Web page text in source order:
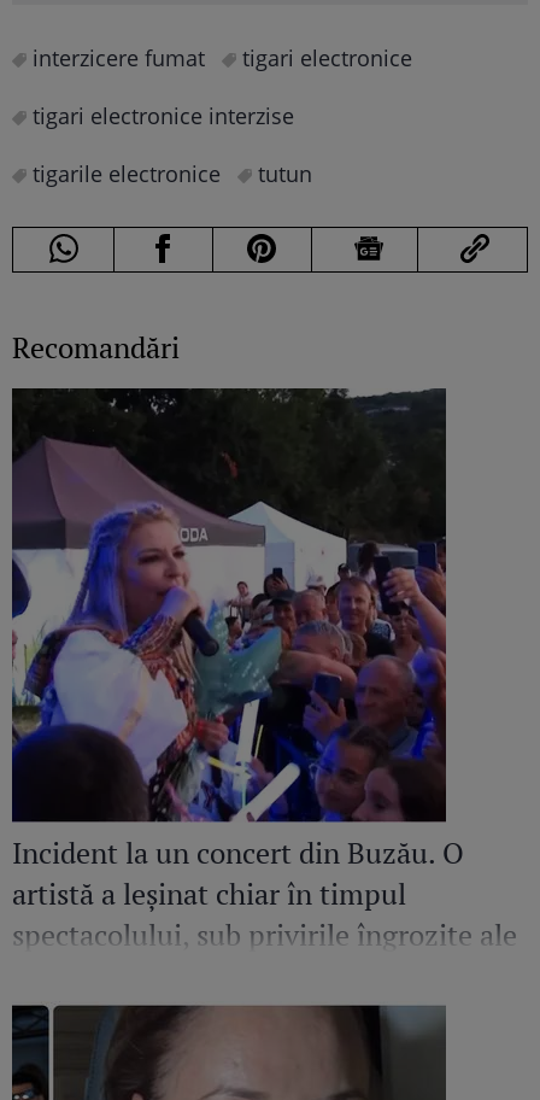
interzicere fumat
tigari electronice
tigari electronice interzise
tigarile electronice
tutun
Recomandări
Incident la un concert din Buzău. O
artistă a leșinat chiar în timpul
spectacolului, sub privirile îngrozite ale